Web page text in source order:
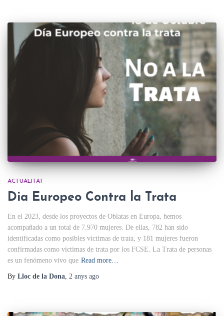
ACTUALITAT
Dia Europeo Contra la Trata
En el 2023, desde los proyectos de Oblatas en Europa, hemos
acompañado a un total de 7.970 mujeres. De ellas, 782 han sido
identificadas como posibles víctimas de trata, y 181 mujeres fueron
confirmadas como víctimas de trata por los FCSE. La Trata de personas
es un fenómeno vivo que Read more…
By Lloc de la Dona 2 anys ago